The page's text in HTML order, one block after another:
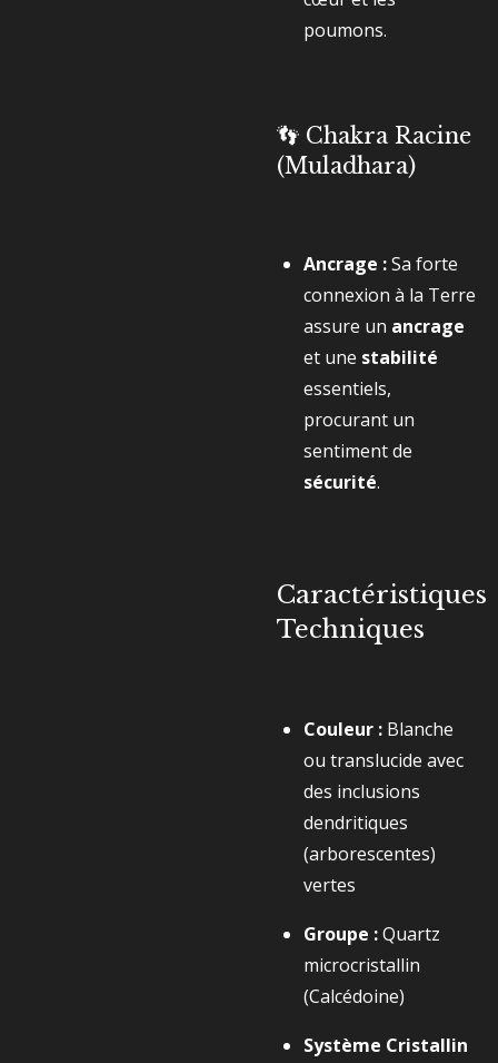
poumons.
👣 Chakra Racine
(Muladhara)
Ancrage :Sa forte
connexion à la Terre
assure un ancrage
et une stabilité
essentiels,
procurant un
sentiment de
sécurité.
Caractéristiques
Techniques
Couleur : Blanche
ou translucide avec
des inclusions
dendritiques
(arborescentes)
vertes
Groupe :Quartz
microcristallin
(Calcédoine)
Système Cristallin